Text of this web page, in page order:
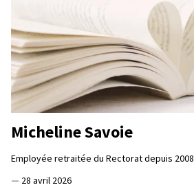
Micheline Savoie
Employée retraitée du Rectorat depuis 2008
— 28 avril 2026